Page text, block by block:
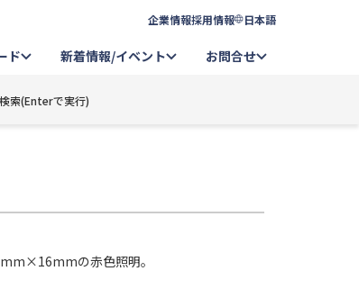
企業情報採用情報 日本語
ド 新着情報/イベント お問合せ
索(Enterで実行)
の赤色照明。